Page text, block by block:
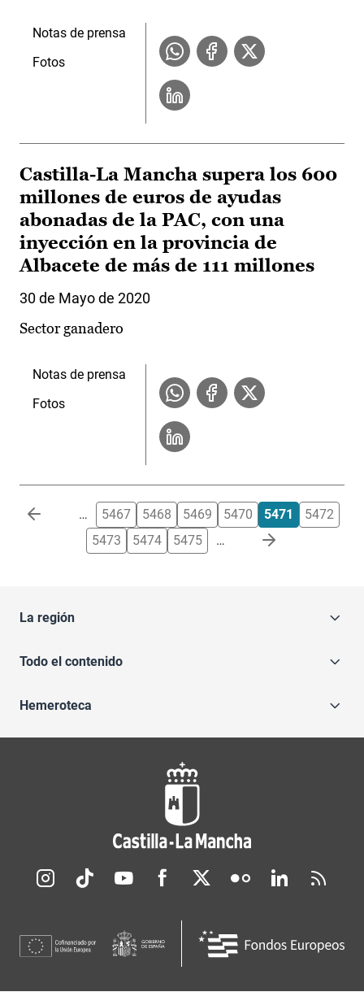
Notas de prensa
Fotos
Castilla-La Mancha supera los 600
millones de euros de ayudas
abonadas de la PAC, con una
inyección en la provincia de
Albacete de más de 111 millones
30 de Mayo de 2020
Sector ganadero
Notas de prensa
Fotos
Paginación … 5467 5468 5469 5470 5471
5472
5473
5474 5475 …
La región
Todo el contenido
Hemeroteca
Redes sociales JCCM